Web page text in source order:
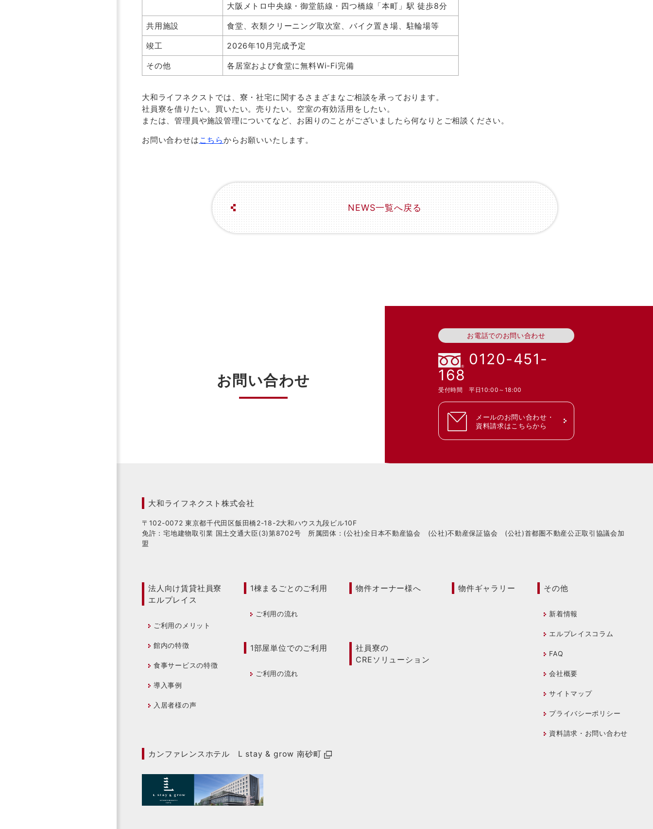
大阪メトロ中央線・御堂筋線・四つ橋線「本町」駅 徒歩8分
共用施設 食堂、衣類クリーニング取次室、バイク置き場、駐輪場等
竣工 2026年10月完成予定
その他 各居室および食堂に無料Wi-Fi完備
大和ライフネクストでは、寮・社宅に関するさまざまなご相談を承っております。
社員寮を借りたい。買いたい。売りたい。空室の有効活用をしたい。
または、管理員や施設管理についてなど、お困りのことがございましたら何なりとご相談ください。
お問い合わせは こちらからお願いいたします。
NEWS一覧へ戻る
お問い合わせ
お電話でのお問い合わせ
0120-451-
168
受付時間 平日10:00～18:00
メールのお問い合わせ・
資料請求はこちらから
大和ライフネクスト株式会社
〒102-0072 東京都千代田区飯田橋2-18-2大和ハウス九段ビル10F
免許：宅地建物取引業 国土交通大臣(3)第8702号 所属団体：(公社)全日本不動産協会 (公社)不動産保証協会 (公社)首都圏不動産公正取引協議会加
盟
法人向け賃貸社員寮
エルプレイス
ご利用のメリット
館内の特徴
食事サービスの特徴
導入事例
入居者様の声
1棟まるごとのご利用
ご利用の流れ
1部屋単位でのご利用
ご利用の流れ
物件オーナー様へ
社員寮の
CREソリューション
物件ギャラリー その他
新着情報
エルプレイスコラム
FAQ
会社概要
サイトマップ
プライバシーポリシー
資料請求・お問い合わせ
カンファレンスホテル L stay & grow 南砂町